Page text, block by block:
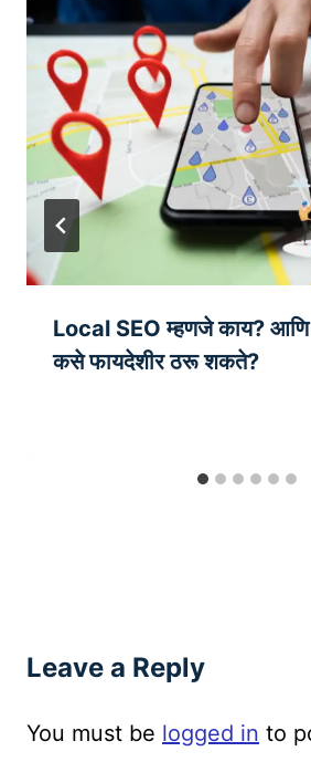
Local SEO म्हणजे काय? आणि
कसे फायदेशीर ठरू शकते?
Leave a Reply
You must be logged in to